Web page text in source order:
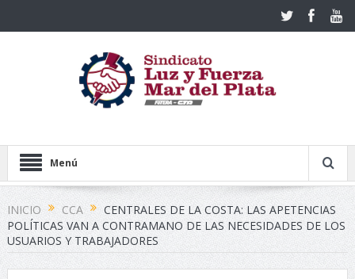
Menú
INICIO CCA
CENTRALES DE LA COSTA: LAS APETENCIAS
POLÍTICAS VAN A CONTRAMANO DE LAS NECESIDADES DE LOS
USUARIOS Y TRABAJADORES